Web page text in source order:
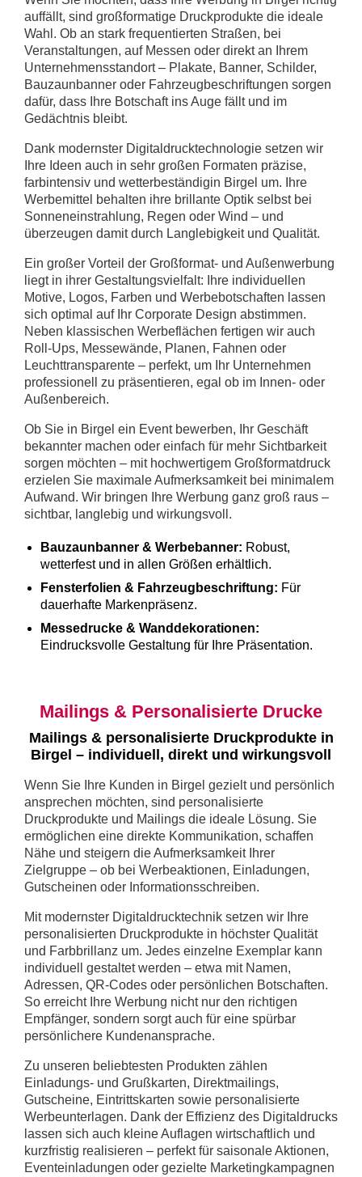
auffällt, sind großformatige Druckprodukte die ideale
Wahl. Ob an stark frequentierten Straßen, bei
Veranstaltungen, auf Messen oder direkt an Ihrem
Unternehmensstandort – Plakate, Banner, Schilder,
Bauzaunbanner oder Fahrzeugbeschriftungen sorgen
dafür, dass Ihre Botschaft ins Auge fällt und im
Gedächtnis bleibt.
Dank modernster Digitaldrucktechnologie setzen wir
Ihre Ideen auch in sehr großen Formaten präzise,
farbintensiv und wetterbeständigin Birgel um. Ihre
Werbemittel behalten ihre brillante Optik selbst bei
Sonneneinstrahlung, Regen oder Wind – und
überzeugen damit durch Langlebigkeit und Qualität.
Ein großer Vorteil der Großformat- und Außenwerbung
liegt in ihrer Gestaltungsvielfalt: Ihre individuellen
Motive, Logos, Farben und Werbebotschaften lassen
sich optimal auf Ihr Corporate Design abstimmen.
Neben klassischen Werbeflächen fertigen wir auch
Roll-Ups, Messewände, Planen, Fahnen oder
Leuchttransparente – perfekt, um Ihr Unternehmen
professionell zu präsentieren, egal ob im Innen- oder
Außenbereich.
Ob Sie in Birgel ein Event bewerben, Ihr Geschäft
bekannter machen oder einfach für mehr Sichtbarkeit
sorgen möchten – mit hochwertigem Großformatdruck
erzielen Sie maximale Aufmerksamkeit bei minimalem
Aufwand. Wir bringen Ihre Werbung ganz groß raus –
sichtbar, langlebig und wirkungsvoll.
Bauzaunbanner & Werbebanner: Robust,
wetterfest und in allen Größen erhältlich.
Fensterfolien & Fahrzeugbeschriftung: Für
dauerhafte Markenpräsenz.
Messedrucke & Wanddekorationen:
Eindrucksvolle Gestaltung für Ihre Präsentation.
Mailings & Personalisierte Drucke
Mailings & personalisierte Druckprodukte in
Birgel – individuell, direkt und wirkungsvoll
Wenn Sie Ihre Kunden in Birgel gezielt und persönlich
ansprechen möchten, sind personalisierte
Druckprodukte und Mailings die ideale Lösung. Sie
ermöglichen eine direkte Kommunikation, schaffen
Nähe und steigern die Aufmerksamkeit Ihrer
Zielgruppe – ob bei Werbeaktionen, Einladungen,
Gutscheinen oder Informationsschreiben.
Mit modernster Digitaldrucktechnik setzen wir Ihre
personalisierten Druckprodukte in höchster Qualität
und Farbbrillanz um. Jedes einzelne Exemplar kann
individuell gestaltet werden – etwa mit Namen,
Adressen, QR-Codes oder persönlichen Botschaften.
So erreicht Ihre Werbung nicht nur den richtigen
Empfänger, sondern sorgt auch für eine spürbar
persönlichere Kundenansprache.
Zu unseren beliebtesten Produkten zählen
Einladungs- und Grußkarten, Direktmailings,
Gutscheine, Eintrittskarten sowie personalisierte
Werbeunterlagen. Dank der Effizienz des Digitaldrucks
lassen sich auch kleine Auflagen wirtschaftlich und
kurzfristig realisieren – perfekt für saisonale Aktionen,
Eventeinladungen oder gezielte Marketingkampagnen